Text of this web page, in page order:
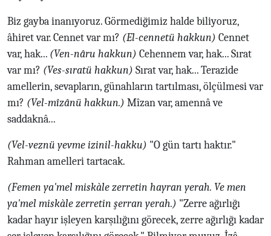
Biz gayba inanıyoruz. Görmediğimiz halde biliyoruz,
âhiret var. Cennet var mı? (El-cennetü hakkun) Cennet
var, hak... (Ven-nâru hakkun) Cehennem var, hak... Sırat
var mı? (Ves-sıratü hakkun) Sırat var, hak... Terazide
amellerin, sevapların, günahların tartılması, ölçülmesi var
mı? (Vel-mîzânü hakkun.) Mîzan var, amennâ ve
saddaknâ...
(Vel-veznü yevme izinil-hakku) "O gün tartı haktır."
Rahman amelleri tartacak.
(Femen ya'mel miskàle zerretin hayran yerah. Ve men
ya'mel miskàle zerretin şerran yerah.) "Zerre ağırlığı
kadar hayır işleyen karşılığını görecek, zerre ağırlığı kadar